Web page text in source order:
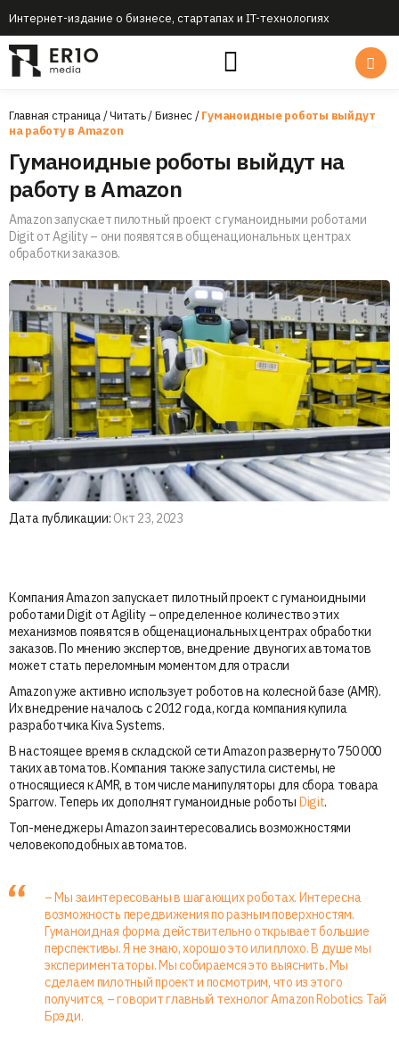
Интернет-издание о бизнесе, стартапах и IT-технологиях
Главная страница/Читать/Бизнес/Гуманоидные роботы выйдут
на работу в Amazon
Гуманоидные роботы выйдут на
работу в Amazon
Amazon запускает пилотный проект с гуманоидными роботами
Digit от Agility – они появятся в общенациональных центрах
обработки заказов.
Дата публикации: Окт 23, 2023
Компания Amazon запускает пилотный проект с гуманоидными
роботами Digit от Agility – определенное количество этих
механизмов появятся в общенациональных центрах обработки
заказов. По мнению экспертов, внедрение двуногих автоматов
может стать переломным моментом для отрасли
Amazon уже активно использует роботов на колесной базе (AMR).
Их внедрение началось с 2012 года, когда компания купила
разработчика Kiva Systems.
В настоящее время в складской сети Amazon развернуто 750 000
таких автоматов. Компания также запустила системы, не
относящиеся к AMR, в том числе манипуляторы для сбора товара
Sparrow. Теперь их дополнят гуманоидные роботы Digit.
Топ-менеджеры Amazon заинтересовались возможностями
человекоподобных автоматов.
– Мы заинтересованы в шагающих роботах. Интересна
возможность передвижения по разным поверхностям.
Гуманоидная форма действительно открывает большие
перспективы. Я не знаю, хорошо это или плохо. В душе мы
экспериментаторы. Мы собираемся это выяснить. Мы
сделаем пилотный проект и посмотрим, что из этого
получится, – говорит главный технолог Amazon Robotics Тай
Брэди.